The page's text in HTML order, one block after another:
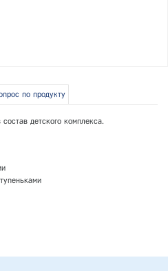
по продукту
детского комплекса.